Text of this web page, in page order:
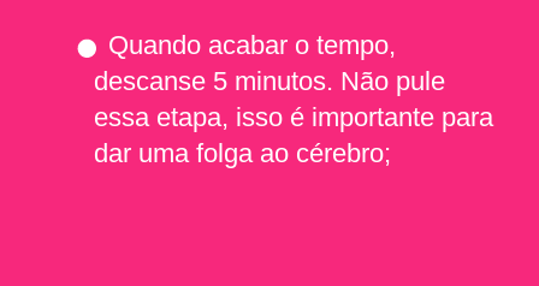
Quando acabar o tempo,
descanse 5 minutos. Não pule
essa etapa, isso é importante para
dar uma folga ao cérebro;